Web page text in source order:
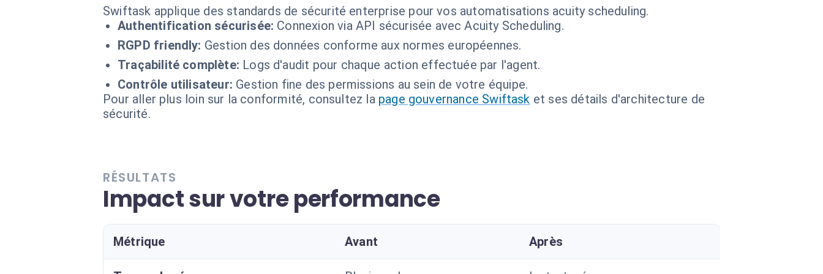
Swiftask applique des standards de sécurité enterprise pour vos automatisations acuity scheduling.
Authentification sécurisée: Connexion via API sécurisée avec Acuity Scheduling.
RGPD friendly: Gestion des données conforme aux normes européennes.
Traçabilité complète: Logs d'audit pour chaque action effectuée par l'agent.
Contrôle utilisateur: Gestion fine des permissions au sein de votre équipe.
Pour aller plus loin sur la conformité, consultez la page gouvernance Swiftask et ses détails d'architecture de
sécurité.
RÉSULTATS
Impact sur votre performance
Métrique Avant Après